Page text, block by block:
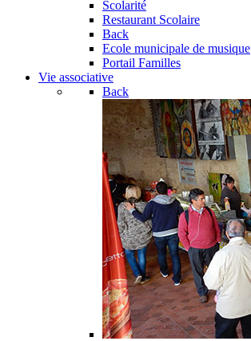
Scolarité
Restaurant Scolaire
Back
Ecole municipale de musique
Portail Familles
Vie associative
Back